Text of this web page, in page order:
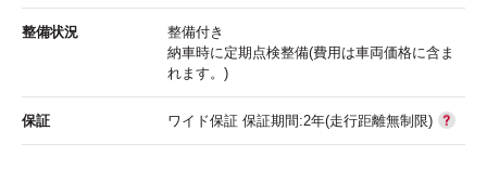
整備状況
整備付き
納車時に定期点検整備(費用は車両価格に含ま
れます。)
保証 ワイド保証 保証期間:2年(走行距離無制限)